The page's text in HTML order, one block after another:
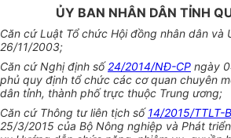
ỦY BAN NHÂN DÂN TỈNH
Căn cứ Luật Tổ chức Hội đồng nhân dân và
26/11/2003;
Căn cứ Nghị định số24/2014/NĐ-CP ngày
phủ quy định tổ chức các cơ quan chuyên
dân tỉnh, thành phố trực thuộc Trung ương;
Căn cứ Thông tư liên tịch số14/2015/TTLT-
25/3/2015 của Bộ Nông nghiệp và Phát